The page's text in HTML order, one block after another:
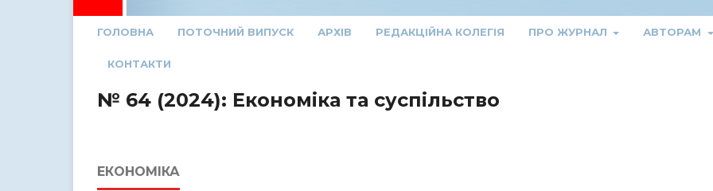
ГОЛОВНА ПОТОЧНИЙ ВИПУСК АРХІВ РЕДАКЦІЙНА КОЛЕГІЯ ПРО ЖУРНАЛ АВТОРАМ
КОНТАКТИ
№ 64 (2024): Економіка та суспільство
ЕКОНОМІКА